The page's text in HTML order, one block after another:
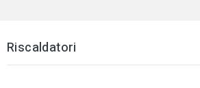
Riscaldatori